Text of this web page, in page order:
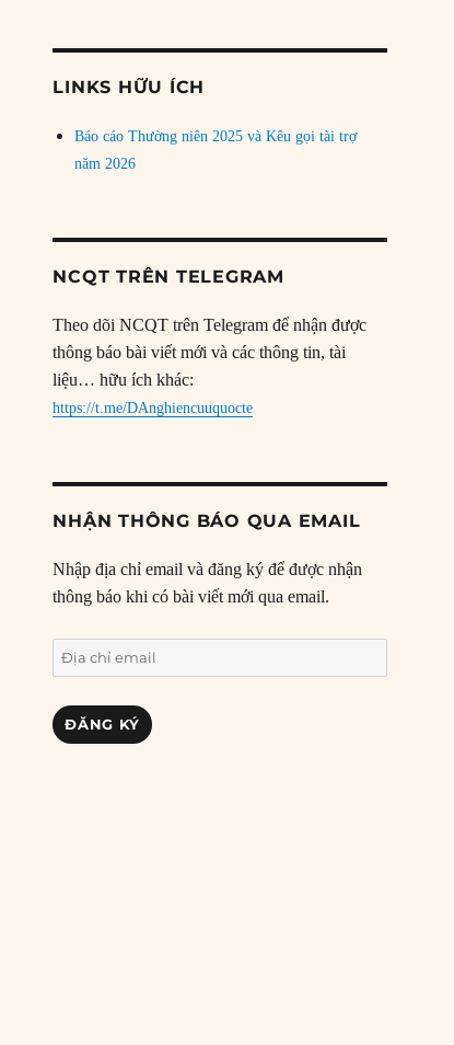
LINKS HỮU ÍCH
Báo cáo Thường niên 2025 và Kêu gọi tài trợ
năm 2026
NCQT TRÊN TELEGRAM
Theo dõi NCQT trên Telegram để nhận được
thông báo bài viết mới và các thông tin, tài
liệu… hữu ích khác:
https://t.me/DAnghiencuuquocte
NHẬN THÔNG BÁO QUA EMAIL
Nhập địa chỉ email và đăng ký để được nhận
thông báo khi có bài viết mới qua email.
Địa
chỉ
email
ĐĂNG KÝ